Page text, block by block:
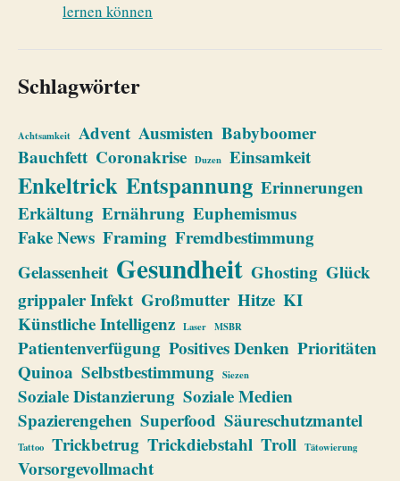
lernen können
Schlagwörter
Achtsamkeit Advent Ausmisten Babyboomer
Bauchfett Coronakrise Duzen Einsamkeit
Enkeltrick Entspannung Erinnerungen
Erkältung Ernährung Euphemismus
Fake News Framing Fremdbestimmung
Gelassenheit Gesundheit Ghosting Glück
grippaler Infekt Großmutter Hitze KI
Künstliche Intelligenz Laser MSBR
Patientenverfügung Positives Denken Prioritäten
Quinoa Selbstbestimmung Siezen
Soziale Distanzierung Soziale Medien
Spazierengehen Superfood Säureschutzmantel
Tattoo Trickbetrug Trickdiebstahl Troll Tätowierung
Vorsorgevollmacht